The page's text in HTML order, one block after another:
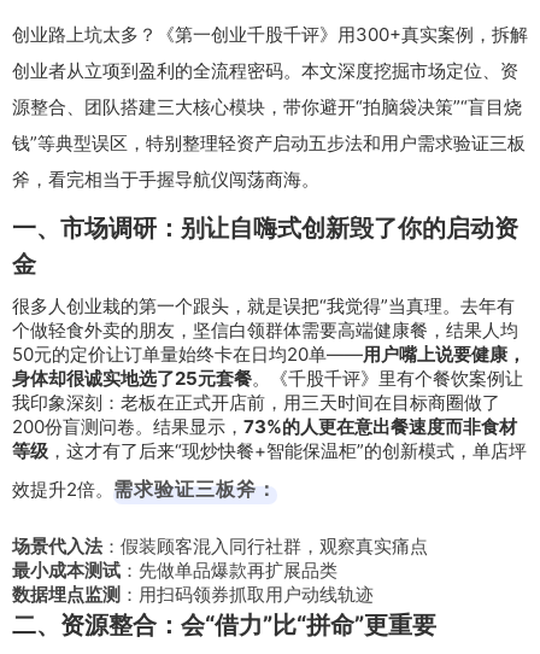
创业路上坑太多？《第一创业千股千评》用300+真实案例，拆解
创业者从立项到盈利的全流程密码。本文深度挖掘市场定位、资
源整合、团队搭建三大核心模块，带你避开“拍脑袋决策”“盲目烧
钱”等典型误区，特别整理轻资产启动五步法和用户需求验证三板
斧，看完相当于手握导航仪闯荡商海。
一、市场调研：别让自嗨式创新毁了你的启动资
金
很多人创业栽的第一个跟头，就是误把“我觉得”当真理。去年有
个做轻食外卖的朋友，坚信白领群体需要高端健康餐，结果人均
50元的定价让订单量始终卡在日均20单——用户嘴上说要健康，
身体却很诚实地选了25元套餐。《千股千评》里有个餐饮案例让
我印象深刻：老板在正式开店前，用三天时间在目标商圈做了
200份盲测问卷。结果显示， 73%的人更在意出餐速度而非食材
等级 ，这才有了后来“现炒快餐+智能保温柜”的创新模式，单店坪
效提升2倍。 需求验证三板斧：
场景代入法：假装顾客混入同行社群，观察真实痛点
最小成本测试 ：先做单品爆款再扩展品类
数据埋点监测 ：用扫码领券抓取用户动线轨迹
二、资源整合：会“借力”比“拼命”更重要